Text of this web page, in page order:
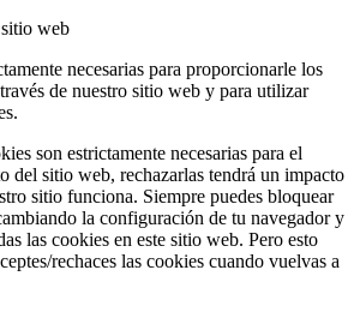
web
necesarias para proporcionarle los
de nuestro sitio web y para utilizar
son estrictamente necesarias para el
del sitio web, rechazarlas tendrá un impacto
sitio funciona. Siempre puedes bloquear
la configuración de tu navegador y
las cookies en este sitio web. Pero esto
rechaces las cookies cuando vuelvas a